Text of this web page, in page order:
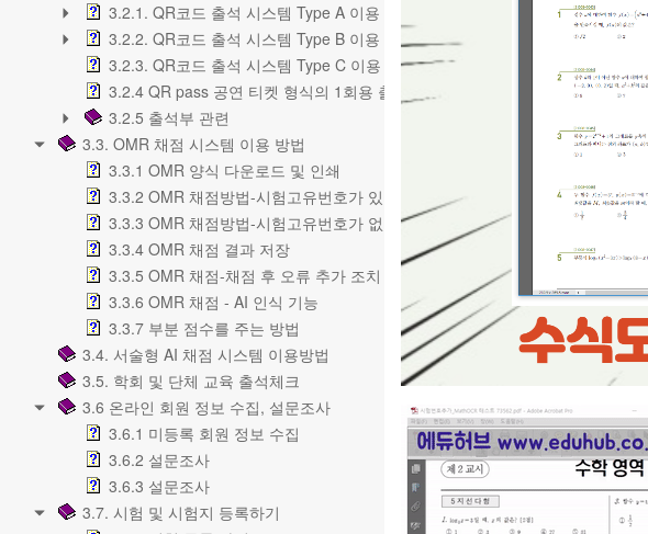
3.2.1. QR코드 출석 시스템 Type A 이용 방법
3.2.2. QR코드 출석 시스템 Type B 이용 방법
3.2.3. QR코드 출석 시스템 Type C 이용 방법
3.2.4 QR pass 공연 티켓 형식의 1회용 출입 확인
3.2.5 출석부 관련
3.3. OMR 채점 시스템 이용 방법
3.3.1 OMR 양식 다운로드 및 인쇄
3.3.2 OMR 채점방법-시험고유번호가 있는 경우
3.3.3 OMR 채점방법-시험고유번호가 없는 경우
3.3.4 OMR 채점 결과 저장
3.3.5 OMR 채점-채점 후 오류 추가 조치
3.3.6 OMR 채점 - AI 인식 기능
3.3.7 부분 점수를 주는 방법
3.4. 서술형 AI 채점 시스템 이용방법
3.5. 학회 및 단체 교육 출석체크
3.6 온라인 회원 정보 수집, 설문조사
3.6.1 미등록 회원 정보 수집
3.6.2 설문조사
3.6.3 설문조사
3.7. 시험 및 시험지 등록하기